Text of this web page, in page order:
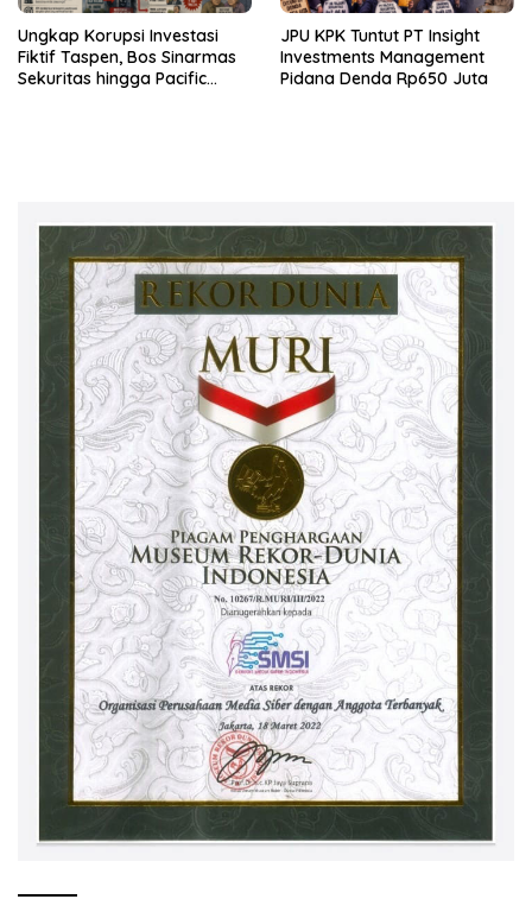
Ungkap Korupsi Investasi
Fiktif Taspen, Bos Sinarmas
Sekuritas hingga Pacific
JPU KPK Tuntut PT Insight
Investments Management
Pidana Denda Rp650 Juta